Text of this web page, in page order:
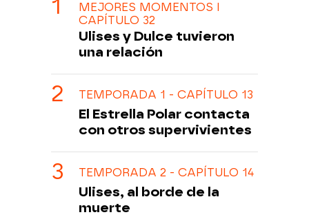
MEJORES MOMENTOS I
CAPÍTULO 32
Ulises y Dulce tuvieron
una relación
TEMPORADA 1 - CAPÍTULO 13
El Estrella Polar contacta
con otros supervivientes
TEMPORADA 2 - CAPÍTULO 14
Ulises, al borde de la
muerte